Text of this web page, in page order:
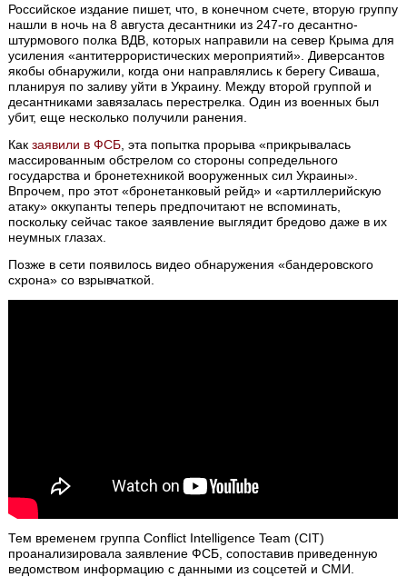
Российское издание пишет, что, в конечном счете, вторую группу
нашли в ночь на 8 августа десантники из 247-го десантно-
штурмового полка ВДВ, которых направили на север Крыма для
усиления «антитеррористических мероприятий». Диверсантов
якобы обнаружили, когда они направлялись к берегу Сиваша,
планируя по заливу уйти в Украину. Между второй группой и
десантниками завязалась перестрелка. Один из военных был
убит, еще несколько получили ранения.
Какзаявили в ФСБ , эта попытка прорыва «прикрывалась
массированным обстрелом со стороны сопредельного
государства и бронетехникой вооруженных сил Украины».
Впрочем, про этот «бронетанковый рейд» и «артиллерийскую
атаку» оккупанты теперь предпочитают не вспоминать,
поскольку сейчас такое заявление выглядит бредово даже в их
неумных глазах.
Позже в сети появилось видео обнаружения «бандеровского
схрона» со взрывчаткой.
Тем временем группа Conflict Intelligence Team (CIT)
проанализировала заявление ФСБ, сопоставив приведенную
ведомством информацию с данными из соцсетей и СМИ.